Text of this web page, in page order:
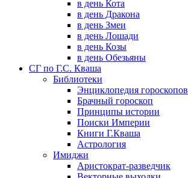
в день Кота
в день Дракона
в день Змеи
в день Лошади
в день Козы
в день Обезьяны
СГ по Г.С. Кваша
Библиотеки
Энциклопедия гороскопов
Брачный гороскоп
Принципы истории
Поиски Империи
Книги Г.Кваша
Астрология
Имиджи
Аристократ-разведчик